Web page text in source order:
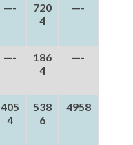
—-
720
4
—-
—-
186
4
—-
405
4
538
6
4958